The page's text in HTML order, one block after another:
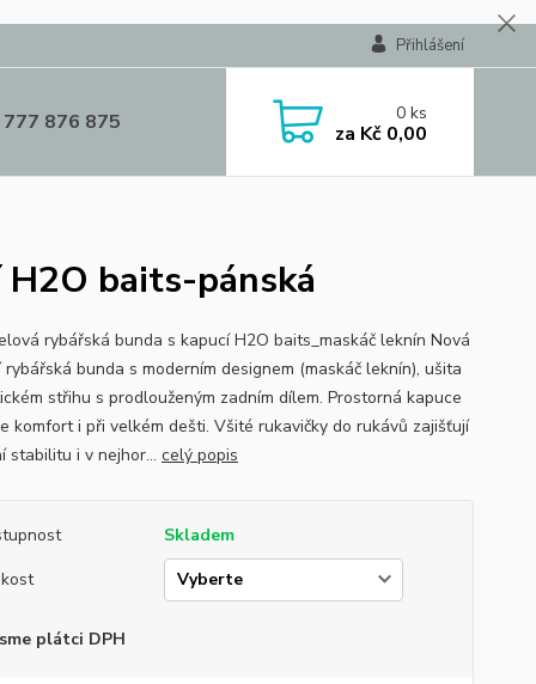
Přihlášení
876 875 0ks
za Kč 0,00
baits-pánská
rybářská bunda s kapucí H2O baits_maskáč leknín Nová
rybářská bunda s moderním designem (maskáč leknín), ušita
střihu s prodlouženým zadním dílem. Prostorná kapuce
komfort i při velkém dešti. Všité rukavičky do rukávů zajišťují
stabilitu i v nejhor... celý popis
Skladem
plátci DPH